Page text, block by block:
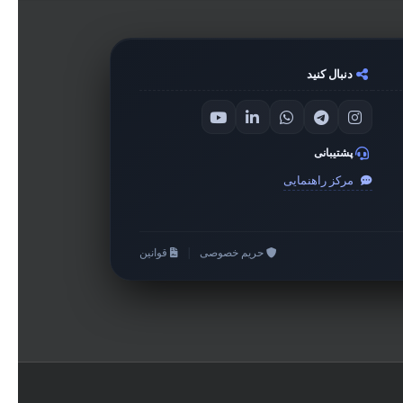
دنبال کنید
پشتیبانی
مرکز راهنمایی
حریم خصوصی قوانین